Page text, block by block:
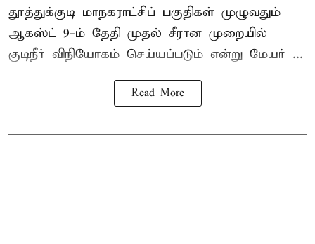
தூத்துக்குடி மாநகராட்சிப் பகுதிகள் முழுவதும்
ஆகஸ்ட் 9-ம் தேதி முதல் சீரான முறையில்
குடிநீர் விநியோகம் செய்யப்படும் என்று மேயர் ...
Read More